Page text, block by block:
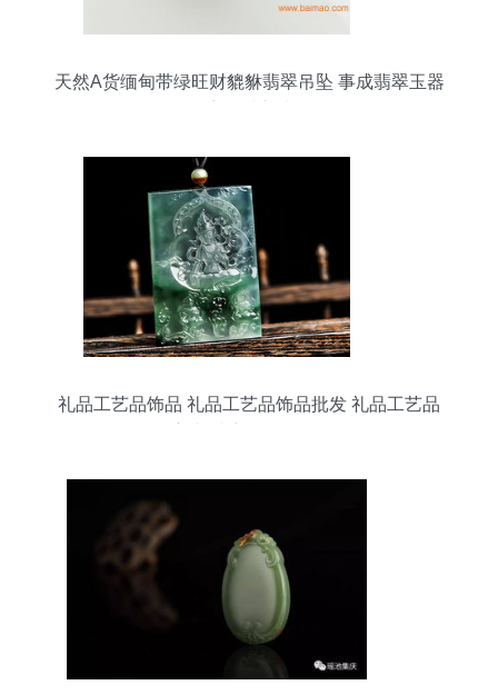
天然A货缅甸带绿旺财貔貅翡翠吊坠 事成翡翠玉器
礼品工艺品饰品 礼品工艺品饰品批发 礼品工艺品